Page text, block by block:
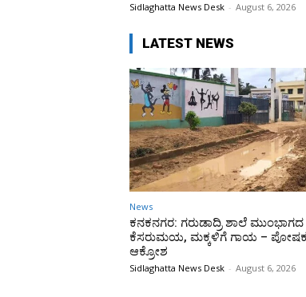
Sidlaghatta News Desk - August 6, 2026
LATEST NEWS
News
ಕನಕನಗರ: ಗರುಡಾದ್ರಿ ಶಾಲೆ ಮುಂಭಾಗದ
ಕೆಸರುಮಯ, ಮಕ್ಕಳಿಗೆ ಗಾಯ –
ಆಕ್ರೋಶ
Sidlaghatta News Desk - August 6, 2026